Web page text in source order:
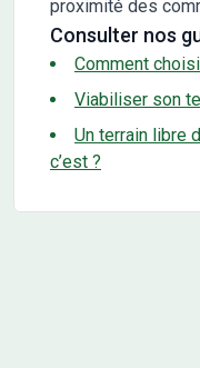
proximité des
Consulter nos
Comment
Viabiliser son
Un terrain libre
c’est ?